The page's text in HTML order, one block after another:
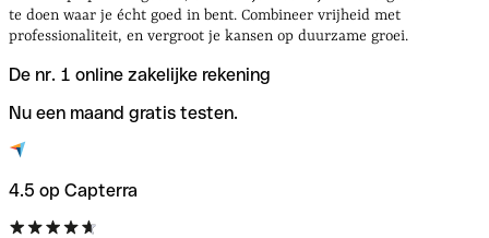
te doen waar je écht goed in bent. Combineer vrijheid met
professionaliteit, en vergroot je kansen op duurzame groei.
De nr. 1 online zakelijke rekening
Nu een maand gratis testen.
4.5 op Capterra